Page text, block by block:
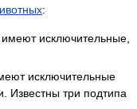
:
исключительные,
исключительные
Известны три подтипа